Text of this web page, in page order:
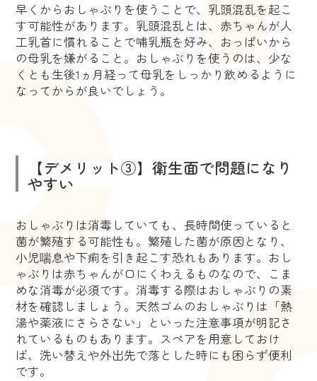
早くからおしゃぶりを使うことで、乳頭混乱を起こ
す可能性があります。乳頭混乱とは、赤ちゃんが人
工乳首に慣れることで哺乳瓶を好み、おっぱいから
の母乳を嫌がること。おしゃぶりを使うのは、少な
くとも生後1ヵ月経って母乳をしっかり飲めるように
なってからが良いでしょう。
【デメリット③】衛生面で問題になり
やすい
おしゃぶりは消毒していても、長時間使っていると
菌が繁殖する可能性も。繁殖した菌が原因となり、
小児喘息や下痢を引き起こす恐れもあります。おし
ゃぶりは赤ちゃんが口にくわえるものなので、こま
めな消毒が必須です。消毒する際はおしゃぶりの素
材を確認しましょう。天然ゴムのおしゃぶりは「熱
湯や薬液にさらさない」といった注意事項が明記さ
れているものもあります。スペアを用意しておけ
ば、洗い替えや外出先で落とした時にも困らず便利
です。